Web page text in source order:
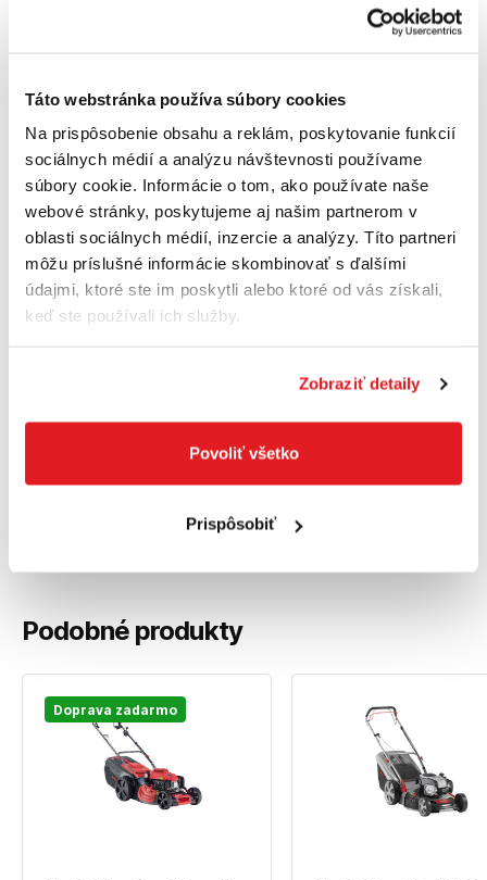
Táto webstránka používa súbory cookies
Na prispôsobenie obsahu a reklám, poskytovanie funkcií
sociálnych médií a analýzu návštevnosti používame
súbory cookie. Informácie o tom, ako používate naše
webové stránky, poskytujeme aj našim partnerom v
oblasti sociálnych médií, inzercie a analýzy. Títo partneri
môžu príslušné informácie skombinovať s ďalšími
údajmi, ktoré ste im poskytli alebo ktoré od vás získali,
keď ste používali ich služby.
Zobraziť detaily
Povoliť všetko
Prispôsobiť
Materiál zberného koša: odolná tkanina
Vhodná plocha: do 1500 m²
Automatický sýtič: áno
Objem palivovej nádrže: 0,9 L
Elektrický štart: nie
Výkon: 2,1 kW
Model motora: AL-KO Pro 145 QSS
Podobné produkty
Doprava zadarmo